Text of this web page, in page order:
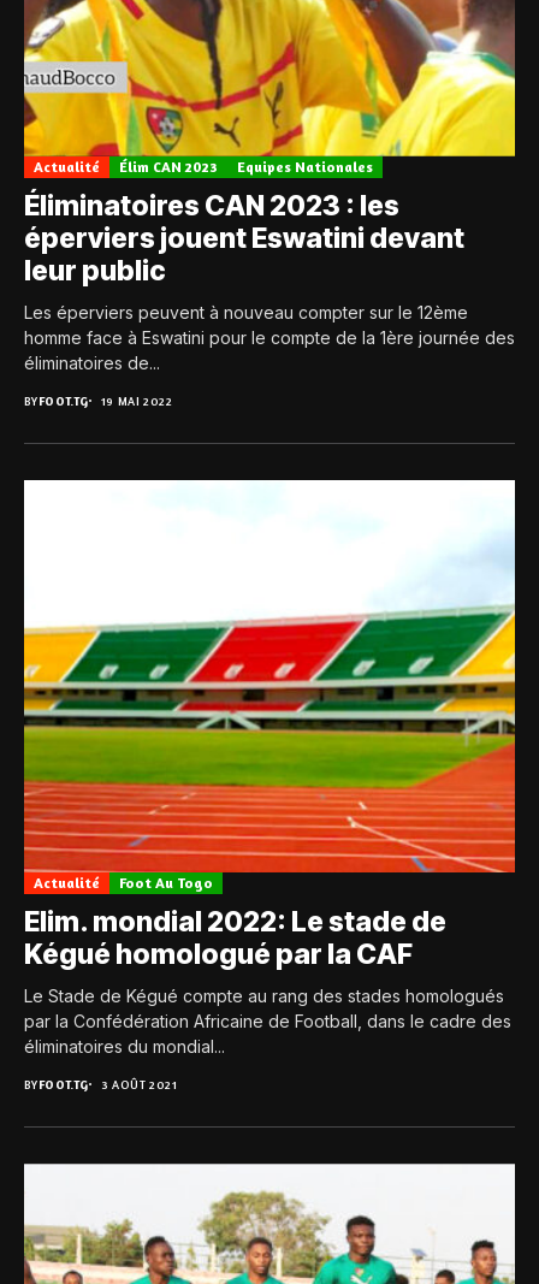
Actualité Élim CAN 2023 Equipes Nationales
Éliminatoires CAN 2023 : les
éperviers jouent Eswatini devant
leur public
Les éperviers peuvent à nouveau compter sur le 12ème
homme face à Eswatini pour le compte de la 1ère journée des
éliminatoires de...
BYFOOT.TG 19 MAI 2022
Actualité Foot Au Togo
Elim. mondial 2022: Le stade de
Kégué homologué par la CAF
Le Stade de Kégué compte au rang des stades homologués
par la Confédération Africaine de Football, dans le cadre des
éliminatoires du mondial...
BYFOOT.TG 3 AOÛT 2021